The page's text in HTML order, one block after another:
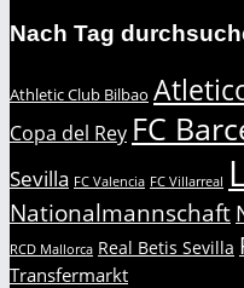
Nach Tag
Athletic Club Bilbao
Copa del Rey FC
Sevilla FC Valencia FC Villarreal
Nationalmannschaft
RCD Mallorca Real Betis Sevilla
Transfermarkt